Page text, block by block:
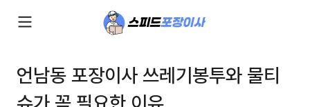
언남동 포장이사 쓰레기봉투와 물티